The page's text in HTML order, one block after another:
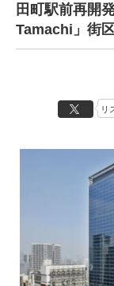
田町駅前再開
Tamachi」街
リ